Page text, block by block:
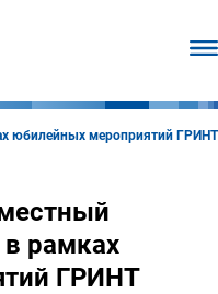
юбилейных мероприятий ГРИНТ
рамках
ГРИНТ